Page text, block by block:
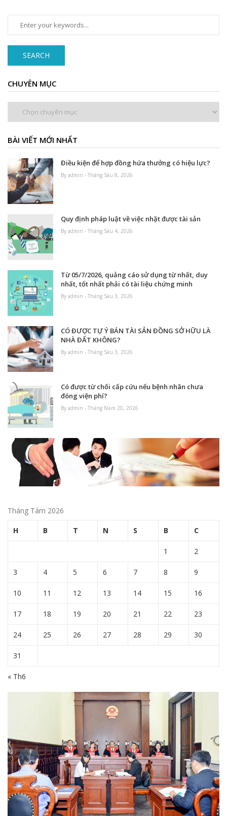
SEARCH
CHUYÊN MỤC
BÀI VIẾT MỚI NHẤT
Điều kiện để hợp đồng hứa thưởng có hiệu lực?
By admin - Tháng Sáu 8, 2026
Quy định pháp luật về việc nhặt được tài sản
By admin - Tháng Sáu 4, 2026
Từ 05/7/2026, quảng cáo sử dụng từ nhất, duy
nhất, tốt nhất phải có tài liệu chứng minh
By admin - Tháng Sáu 3, 2026
CÓ ĐƯỢC TỰ Ý BÁN TÀI SẢN ĐỒNG SỞ HỮU LÀ
NHÀ ĐẤT KHÔNG?
By admin - Tháng Sáu 3, 2026
Có được từ chối cấp cứu nếu bệnh nhân chưa
đóng viện phí?
By admin - Tháng Năm 20, 2026
Tháng Tám 2026
H B T N S B C
1 2
3 4 5 6 7 8 9
10 11 12 13 14 15 16
17 18 19 20 21 22 23
24 25 26 27 28 29 30
31
« Th6